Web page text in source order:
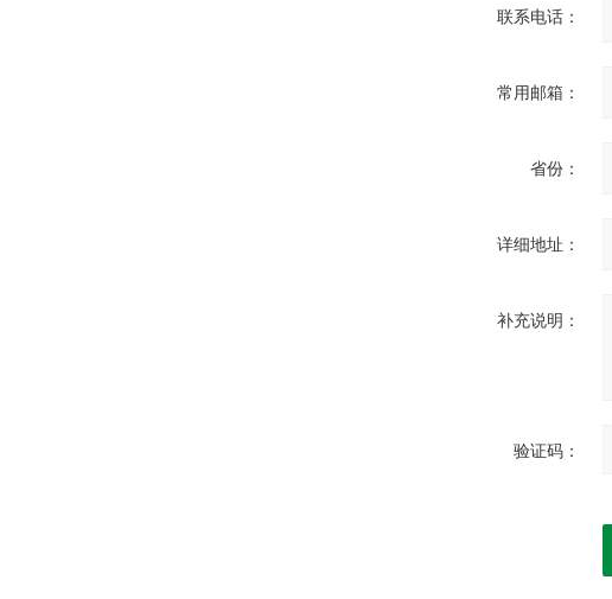
联系电话：
常用邮箱：
省份：
详细地址：
补充说明：
验证码：